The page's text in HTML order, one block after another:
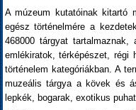
A múzeum kutatóinak kitartó
egész történelmére a
468000 tárgyat
emlékiratok, térképészet,
történelem kategóriákban. A
muzeális tárgya a kövek és
lepkék, bogarak, exotikus